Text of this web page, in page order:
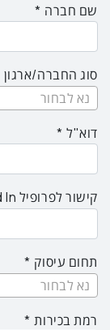
שם חברה
סוג החברה/ארגון
נא לבחור
דוא"ל
קישור לפרופיל Linked In
תחום עיסוק
נא לבחור
רמת בכירות